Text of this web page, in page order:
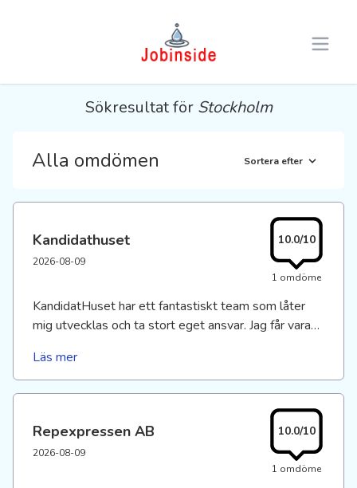
Open
Sökresultat för Stockholm
Alla omdömen Sortera efter
Kandidathuset
2026-08-09
10.0/10
1 omdöme
KandidatHuset har ett fantastiskt team som låter
mig utvecklas och ta stort eget ansvar. Jag får vara
och strategiskt. Jag kan verkligen rekomendera
denna arbetsgivare. :-)
Läs mer
Repexpressen AB
2026-08-09
10.0/10
1 omdöme